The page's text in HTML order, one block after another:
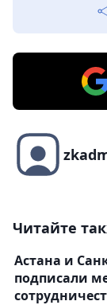
Читайте
Астана и
подписали